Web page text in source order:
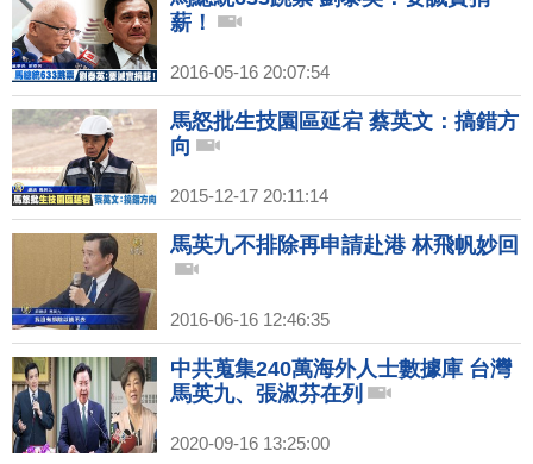
薪！
2016-05-16 20:07:54
馬怒批生技園區延宕 蔡英文：搞錯方
向
2015-12-17 20:11:14
馬英九不排除再申請赴港 林飛帆妙回
2016-06-16 12:46:35
中共蒐集240萬海外人士數據庫 台灣
馬英九、張淑芬在列
2020-09-16 13:25:00